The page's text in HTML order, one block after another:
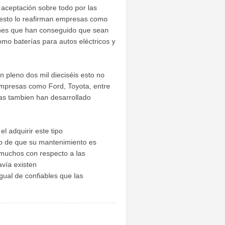
sobre todo por las
lo reafirman empresas como
que han conseguido que sean
baterías para autos eléctricos y
pleno dos mil dieciséis esto no
como Ford, Toyota, entre
tambien han desarrollado
adquirir este tipo
de que su mantenimiento es
con respecto a las
existen
de confiables que las